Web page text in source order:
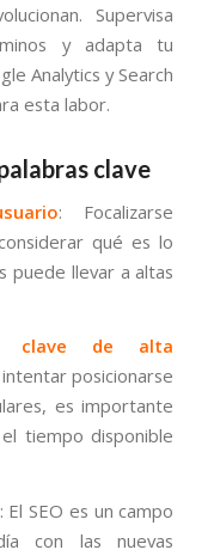
Supervisa
y adapta tu
Analytics y Search
esta labor.
clave
: Focalizarse
qué es lo
puede llevar a altas
clave de alta
posicionarse
es importante
tiempo disponible
: El SEO es un campo
con las nuevas